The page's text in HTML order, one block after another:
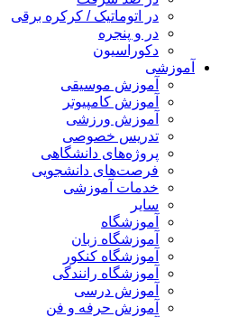
در اتوماتیک / کرکره برقی
در و پنجره
دکوراسیون
آموزشی
آموزش موسیقی
آموزش کامپیوتر
آموزش ورزشی
تدریس خصوصی
پروژه‌های دانشگاهی
فرصت‌های دانشجویی
خدمات آموزشی
سایر
آموزشگاه
آموزشگاه زبان
آموزشگاه کنکور
آموزشگاه رانندگی
آموزش درسی
آموزش حرفه و فن